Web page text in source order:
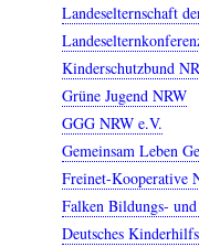
Landeselternschaft
Kinderschutzbund
Grüne Jugend NRW
GGG NRW e.V.
Gemeinsam Leben
Freinet-Kooperative
Falken Bildungs-
Deutsches